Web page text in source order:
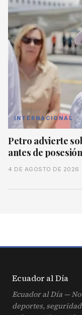
INTERNACIONAL
Petro advierte
antes de
4 DE AGOSTO DE 2026
Ecuador alDía
Ecuador al Día —
deportes,